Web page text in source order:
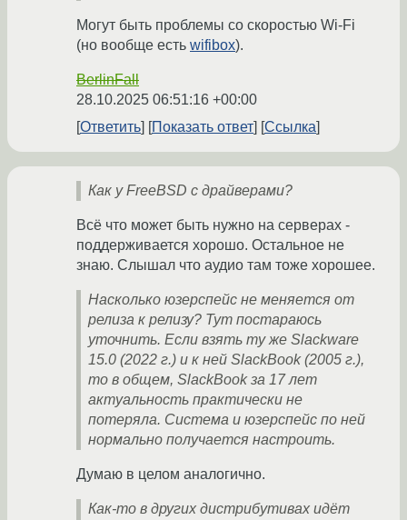
Могут быть проблемы со скоростью Wi‐Fi
(но вообще есть wifibox).
BerlinFall
28.10.2025 06:51:16 +00:00
Ответить
Показать ответ Ссылка
Как у FreeBSD с драйверами?
Всё что может быть нужно на серверах -
поддерживается хорошо. Остальное не
знаю. Слышал что аудио там тоже хорошее.
Насколько юзерспейс не меняется от
релиза к релизу? Тут постараюсь
уточнить. Если взять ту же Slackware
15.0 (2022 г.) и к ней SlackBook (2005 г.),
то в общем, SlackBook за 17 лет
актуальность практически не
потеряла. Система и юзерспейс по ней
нормально получается настроить.
Думаю в целом аналогично.
Как-то в других дистрибутивах идёт